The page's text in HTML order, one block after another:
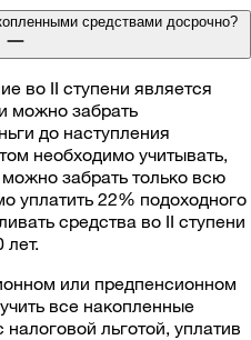
средствами досрочно?
во II ступени является
можно забрать
до наступления
необходимо учитывать,
забрать только всю
уплатить 22% подоходного
средства во II ступени
или предпенсионном
все накопленные
льготой, уплатив